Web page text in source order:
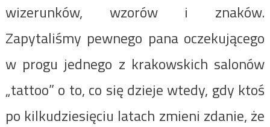
wizerunków, wzorów i znaków.
Zapytaliśmy pewnego pana oczekującego
w progu jednego z krakowskich salonów
„tattoo” o to, co się dzieje wtedy, gdy ktoś
po kilkudziesięciu latach zmieni zdanie, że